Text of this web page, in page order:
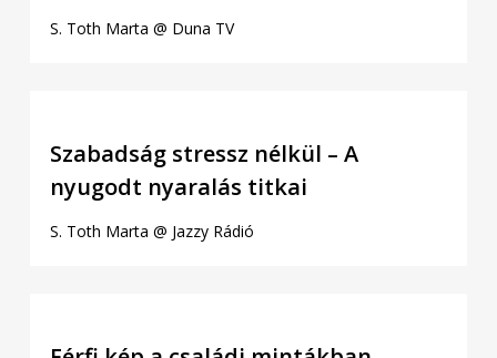
S. Toth Marta @ Duna TV
Szabadság stressz nélkül – A
nyugodt nyaralás titkai
S. Toth Marta @ Jazzy Rádió